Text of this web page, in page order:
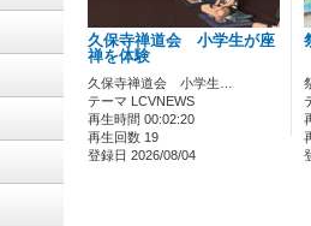
久保寺禅道会 小学生が座
禅を体験
久保寺禅道会 小学生…
テーマ LCVNEWS
再生時間 00:02:20
再生回数 19
登録日 2026/08/04